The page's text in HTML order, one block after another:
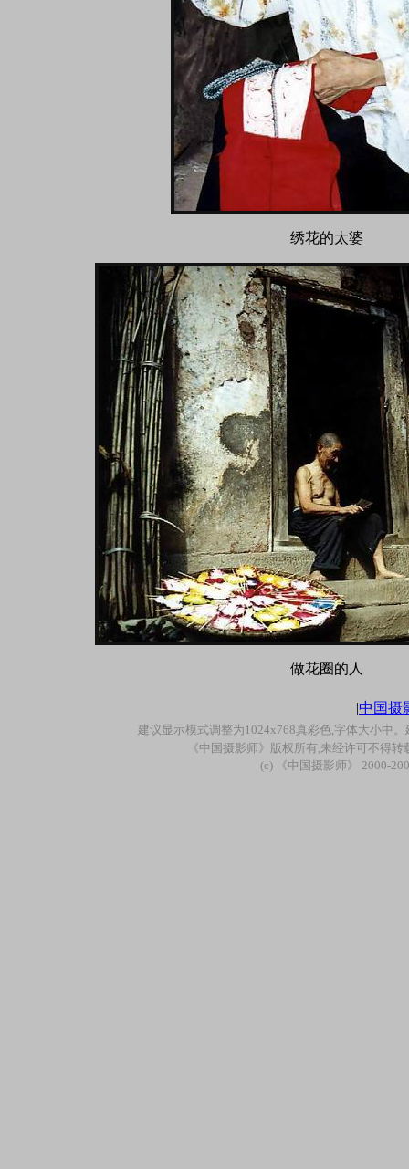
绣花的太婆
做花圈的人
|中国摄
建议显示模式调整为1024x768真彩色,字体大小中。
《中国摄影师》版权所有,未经许可不得转
(c)
《中国摄影师》 2000-200